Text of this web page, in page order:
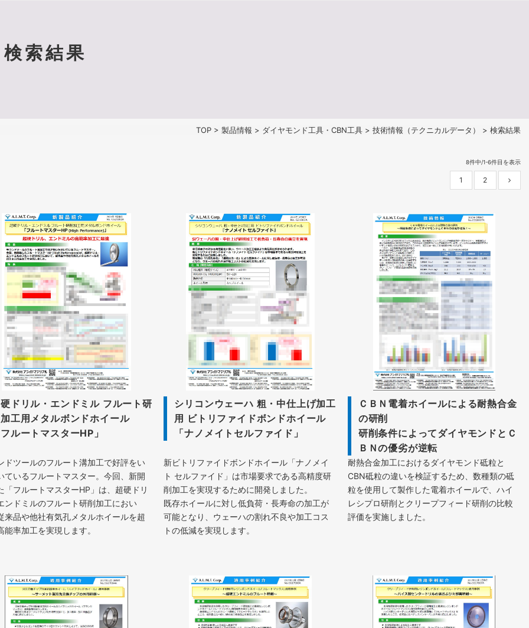
検索結果
TOP> 製品情報 > ダイヤモンド工具・CBN工具> 技術情報（テクニカルデータ） > 検索結果
8件中/1-6件目を表示
1 2
ドリル・エンドミル フルート研
工用メタルボンドホイール
ルートマスターHP」
ドツールのフルート溝加工で好評をい
ているフルートマスター。今回、新開
「フルートマスターHP」は、超硬ドリ
ンドミルのフルート研削加工におい
来品や他社有気孔メタルホイールを超
能率加工を実現します。
シリコンウェーハ 粗・中仕上げ加工
用 ビトリファイドボンドホイール
「ナノメイトセルファイド」
新ビトリファイドボンドホイール「ナノメイ
ト セルファイド」は市場要求である高精度研
削加工を実現するために開発しました。
既存ホイールに対し低負荷・長寿命の加工が
可能となり、ウェーハの割れ不良や加工コス
トの低減を実現します。
ＣＢＮ電着ホイールによる耐熱合金
の研削
研削条件によってダイヤモンドとＣ
ＢＮの優劣が逆転
耐熱合金加工におけるダイヤモンド砥粒と
CBN砥粒の違いを検証するため、数種類の砥
粒を使用して製作した電着ホイールで、ハイ
レシプロ研削とクリープフィード研削の比較
評価を実施しました。